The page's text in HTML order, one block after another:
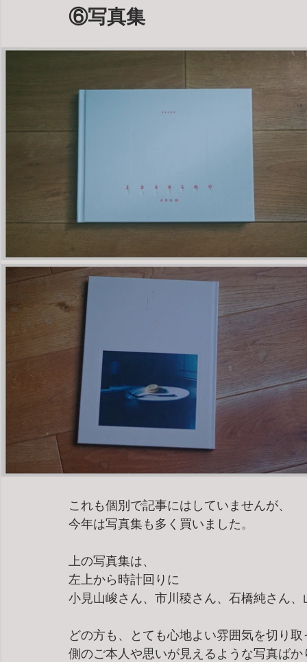
⑥写真集
これも個別で記事にはしていませんが、
今年は写真集も多く買いました。
上の写真集は、
左上から時計回りに
小見山峻さん、市川稜さん、石橋純さん
どの方も、とても心地よい雰囲気を切り
側のご本人や思いが見えるような写真ば